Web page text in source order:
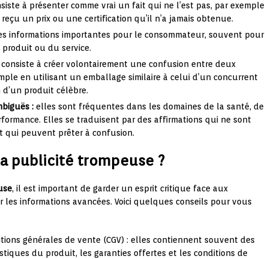
à présenter comme vrai un fait qui ne l’est pas, par exemple
un prix ou une certification qu’il n’a jamais obtenue.
informations importantes pour le consommateur, souvent pour
ou du service.
à créer volontairement une confusion entre deux
en utilisant un emballage similaire à celui d’un concurrent
produit célèbre.
: elles sont fréquentes dans les domaines de la santé, de
Elles se traduisent par des affirmations qui ne sont
qui peuvent prêter à confusion.
publicité trompeuse ?
, il est important de garder un esprit critique face aux
les informations avancées. Voici quelques conseils pour vous
générales de vente (CGV) : elles contiennent souvent des
du produit, les garanties offertes et les conditions de